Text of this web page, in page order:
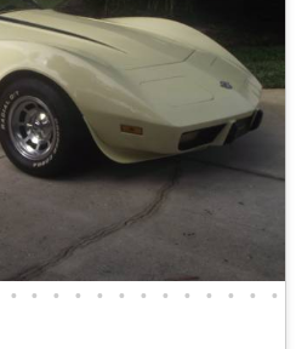
• • • • • • • • • • • • •